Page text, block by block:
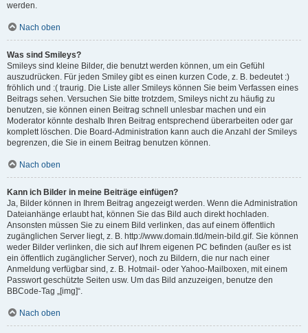
werden.
Nach oben
Was sind Smileys?
Smileys sind kleine Bilder, die benutzt werden können, um ein Gefühl
auszudrücken. Für jeden Smiley gibt es einen kurzen Code, z. B. bedeutet :)
fröhlich und :( traurig. Die Liste aller Smileys können Sie beim Verfassen eines
Beitrags sehen. Versuchen Sie bitte trotzdem, Smileys nicht zu häufig zu
benutzen, sie können einen Beitrag schnell unlesbar machen und ein
Moderator könnte deshalb Ihren Beitrag entsprechend überarbeiten oder gar
komplett löschen. Die Board-Administration kann auch die Anzahl der Smileys
begrenzen, die Sie in einem Beitrag benutzen können.
Nach oben
Kann ich Bilder in meine Beiträge einfügen?
Ja, Bilder können in Ihrem Beitrag angezeigt werden. Wenn die Administration
Dateianhänge erlaubt hat, können Sie das Bild auch direkt hochladen.
Ansonsten müssen Sie zu einem Bild verlinken, das auf einem öffentlich
zugänglichen Server liegt, z. B. http://www.domain.tld/mein-bild.gif. Sie können
weder Bilder verlinken, die sich auf Ihrem eigenen PC befinden (außer es ist
ein öffentlich zugänglicher Server), noch zu Bildern, die nur nach einer
Anmeldung verfügbar sind, z. B. Hotmail- oder Yahoo-Mailboxen, mit einem
Passwort geschützte Seiten usw. Um das Bild anzuzeigen, benutze den
BBCode-Tag „[img]“.
Nach oben